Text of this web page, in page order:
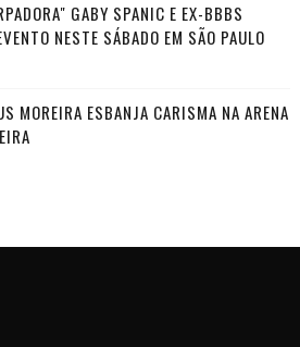
GABY SPANIC E EX-BBBS
NESTE SÁBADO EM SÃO PAULO
MOREIRA ESBANJA CARISMA NA ARENA